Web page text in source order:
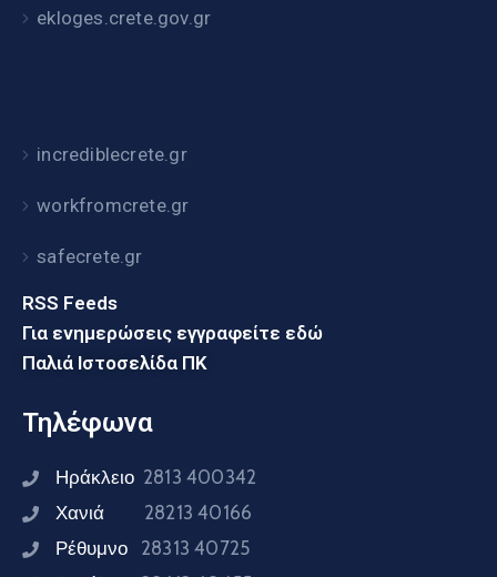
ekloges.crete.gov.gr
incrediblecrete.gr
workfromcrete.gr
safecrete.gr
RSS Feeds
Για ενημερώσεις εγγραφείτε εδώ
Παλιά Ιστοσελίδα ΠΚ
Τηλέφωνα
Ηράκλειο 2813 400342
Χανιά 28213 40166
Ρέθυμνο 28313 40725